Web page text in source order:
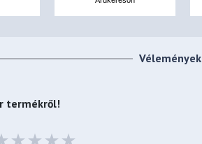
Vélemények
termékről!